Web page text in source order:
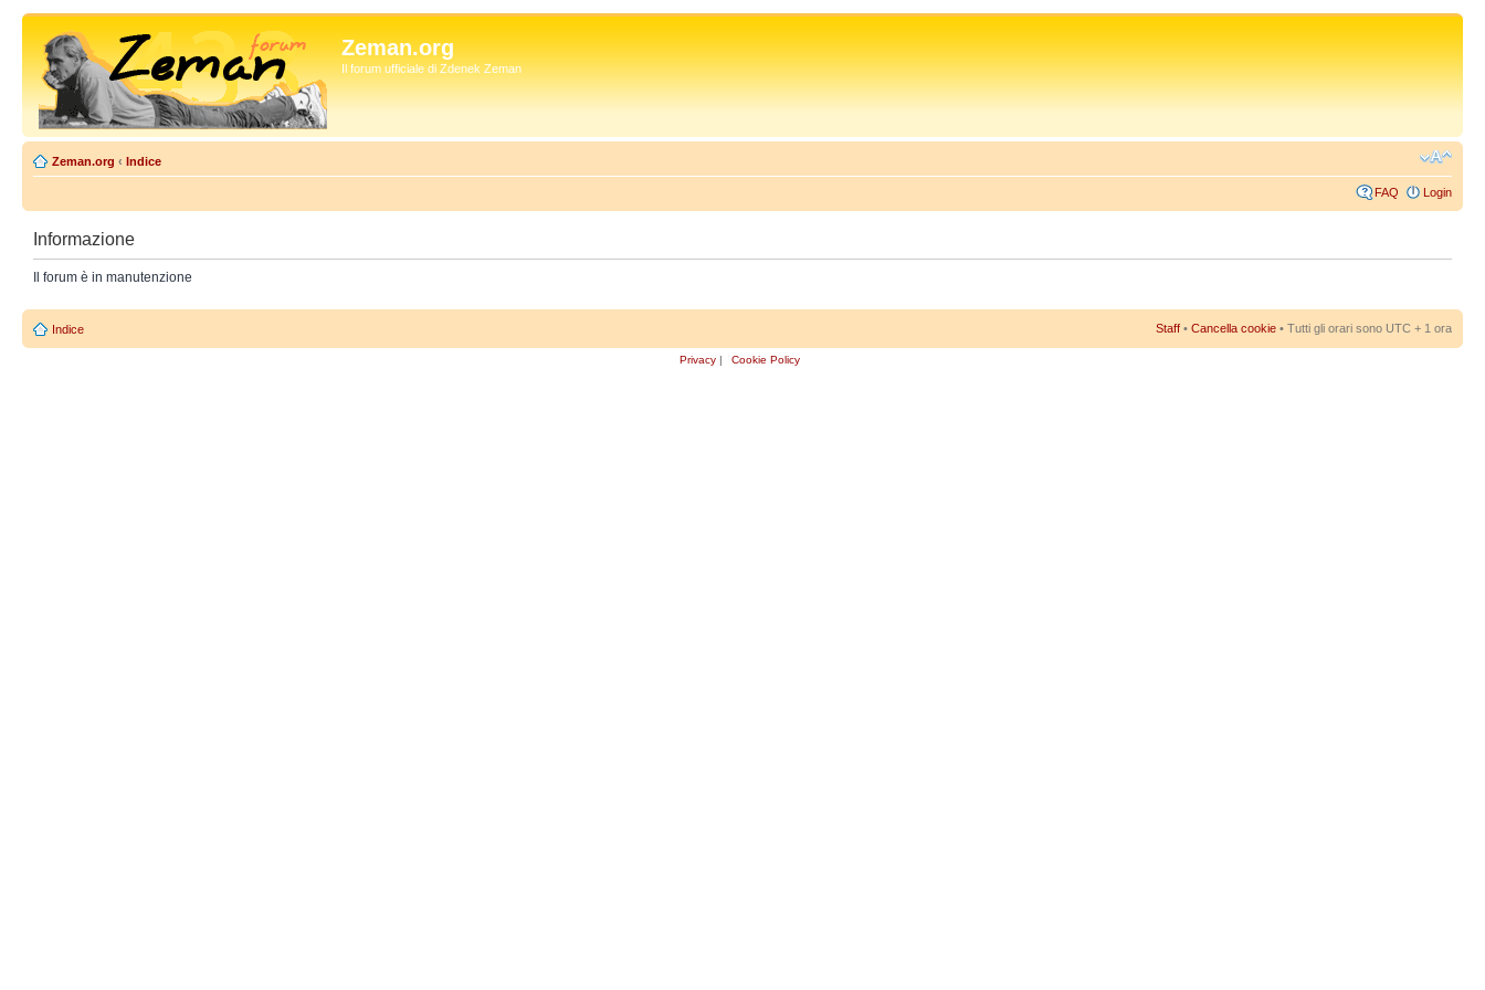
Zeman.org
Il forum ufficiale di Zdenek Zeman
Zeman.org ‹ Indice
FAQ Login
Informazione
Il forum è in manutenzione
Indice Staff • Cancella cookie • Tutti gli orari sono UTC + 1 ora
Privacy | Cookie Policy